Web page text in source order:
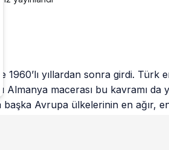
1960’lı yıllardan sonra girdi.
Almanya macerası bu kavramı da
başka Avrupa ülkelerinin en ağır,